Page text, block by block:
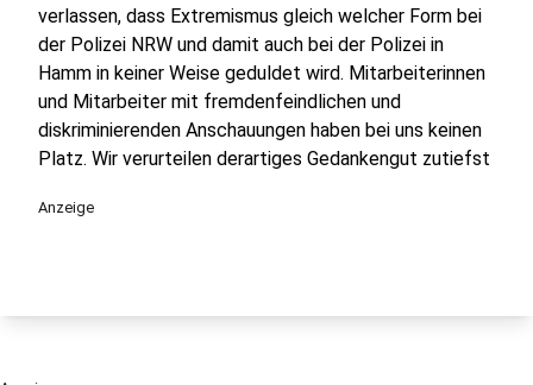
verlassen, dass Extremismus gleich welcher Form bei
der Polizei NRW und damit auch bei der Polizei in
Hamm in keiner Weise geduldet wird. Mitarbeiterinnen
und Mitarbeiter mit fremdenfeindlichen und
diskriminierenden Anschauungen haben bei uns keinen
Platz. Wir verurteilen derartiges Gedankengut zutiefst
Anzeige